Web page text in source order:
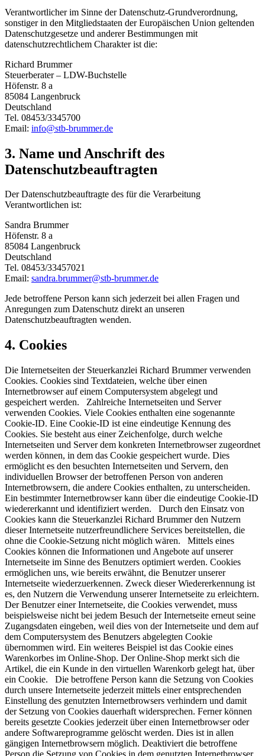
Verantwortlicher im Sinne der Datenschutz-Grundverordnung,
sonstiger in den Mitgliedstaaten der Europäischen Union geltenden
Datenschutzgesetze und anderer Bestimmungen mit
datenschutzrechtlichem Charakter ist die:
Richard Brummer
Steuerberater – LDW-Buchstelle
Höfenstr. 8 a
85084 Langenbruck
Deutschland
Tel. 08453/3345700
Email: info@stb-brummer.de
3. Name und Anschrift des
Datenschutzbeauftragten
Der Datenschutzbeauftragte des für die Verarbeitung
Verantwortlichen ist:
Sandra Brummer
Höfenstr. 8 a
85084 Langenbruck
Deutschland
Tel. 08453/33457021
Email: sandra.brummer@stb-brummer.de
Jede betroffene Person kann sich jederzeit bei allen Fragen und
Anregungen zum Datenschutz direkt an unseren
Datenschutzbeauftragten wenden.
4. Cookies
Die Internetseiten der Steuerkanzlei Richard Brummer verwenden
Cookies. Cookies sind Textdateien, welche über einen
Internetbrowser auf einem Computersystem abgelegt und
gespeichert werden. Zahlreiche Internetseiten und Server
verwenden Cookies. Viele Cookies enthalten eine sogenannte
Cookie-ID. Eine Cookie-ID ist eine eindeutige Kennung des
Cookies. Sie besteht aus einer Zeichenfolge, durch welche
Internetseiten und Server dem konkreten Internetbrowser zugeordnet
werden können, in dem das Cookie gespeichert wurde. Dies
ermöglicht es den besuchten Internetseiten und Servern, den
individuellen Browser der betroffenen Person von anderen
Internetbrowsern, die andere Cookies enthalten, zu unterscheiden.
Ein bestimmter Internetbrowser kann über die eindeutige Cookie-ID
wiedererkannt und identifiziert werden. Durch den Einsatz von
Cookies kann die Steuerkanzlei Richard Brummer den Nutzern
dieser Internetseite nutzerfreundlichere Services bereitstellen, die
ohne die Cookie-Setzung nicht möglich wären. Mittels eines
Cookies können die Informationen und Angebote auf unserer
Internetseite im Sinne des Benutzers optimiert werden. Cookies
ermöglichen uns, wie bereits erwähnt, die Benutzer unserer
Internetseite wiederzuerkennen. Zweck dieser Wiedererkennung ist
es, den Nutzern die Verwendung unserer Internetseite zu erleichtern.
Der Benutzer einer Internetseite, die Cookies verwendet, muss
beispielsweise nicht bei jedem Besuch der Internetseite erneut seine
Zugangsdaten eingeben, weil dies von der Internetseite und dem auf
dem Computersystem des Benutzers abgelegten Cookie
übernommen wird. Ein weiteres Beispiel ist das Cookie eines
Warenkorbes im Online-Shop. Der Online-Shop merkt sich die
Artikel, die ein Kunde in den virtuellen Warenkorb gelegt hat, über
ein Cookie. Die betroffene Person kann die Setzung von Cookies
durch unsere Internetseite jederzeit mittels einer entsprechenden
Einstellung des genutzten Internetbrowsers verhindern und damit
der Setzung von Cookies dauerhaft widersprechen. Ferner können
bereits gesetzte Cookies jederzeit über einen Internetbrowser oder
andere Softwareprogramme gelöscht werden. Dies ist in allen
gängigen Internetbrowsern möglich. Deaktiviert die betroffene